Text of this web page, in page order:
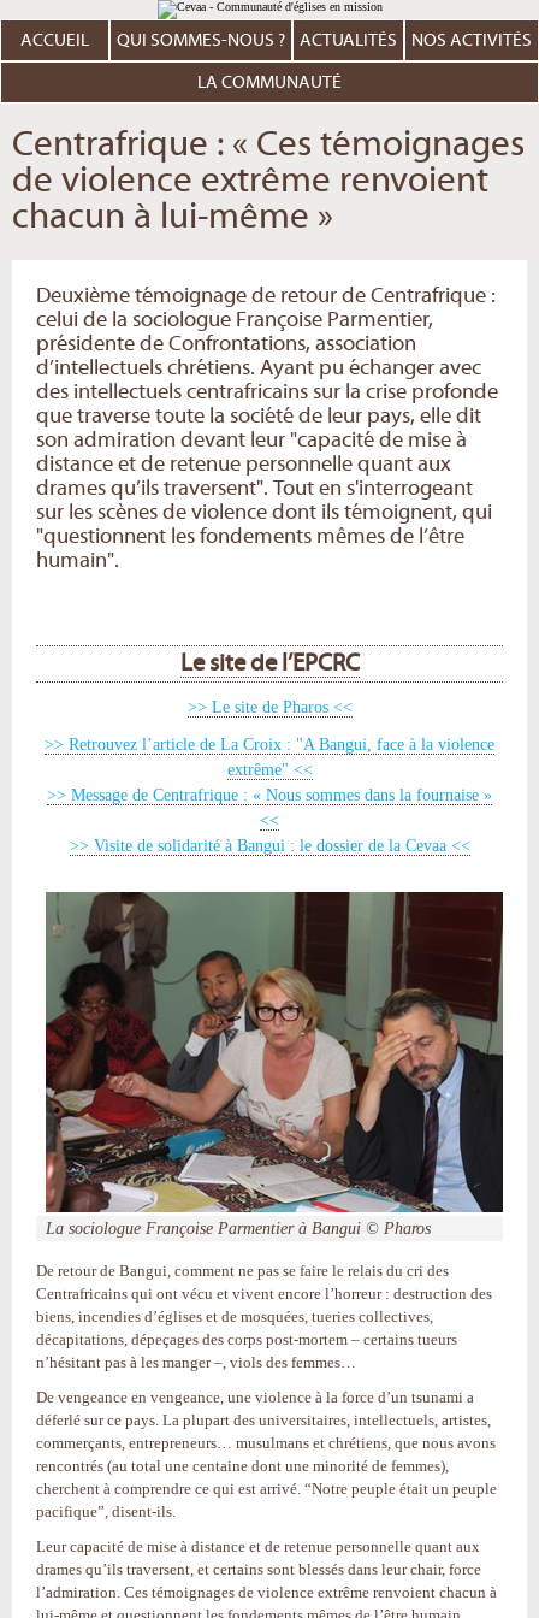
au
contenu.
Aller
personnels
ACCUEIL QUI SOMMES-NOUS ? ACTUALITÉS NOS ACTIVITÉS
LA COMMUNAUTÉ
Centrafrique : « Ces témoignages
de violence extrême renvoient
chacun à lui-même »
Deuxième témoignage de retour de Centrafrique :
celui de la sociologue Françoise Parmentier,
présidente de Confrontations, association
d’intellectuels chrétiens. Ayant pu échanger avec
des intellectuels centrafricains sur la crise profonde
que traverse toute la société de leur pays, elle dit
son admiration devant leur "capacité de mise à
distance et de retenue personnelle quant aux
drames qu’ils traversent". Tout en s'interrogeant
sur les scènes de violence dont ils témoignent, qui
"questionnent les fondements mêmes de l’être
humain".
Le site de l’EPCRC
>> Le site de Pharos <<
>> Retrouvez l’article de La Croix : "A Bangui, face à la violence
extrême" <<
>> Message de Centrafrique : « Nous sommes dans la fournaise »
<<
>> Visite de solidarité à Bangui : le dossier de la Cevaa <<
La sociologue Françoise Parmentier à Bangui © Pharos
De retour de Bangui, comment ne pas se faire le relais du cri des
Centrafricains qui ont vécu et vivent encore l’horreur : destruction des
biens, incendies d’églises et de mosquées, tueries collectives,
décapitations, dépeçages des corps post-mortem – certains tueurs
n’hésitant pas à les manger –, viols des femmes…
De vengeance en vengeance, une violence à la force d’un tsunami a
déferlé sur ce pays. La plupart des universitaires, intellectuels, artistes,
commerçants, entrepreneurs… musulmans et chrétiens, que nous avons
rencontrés (au total une centaine dont une minorité de femmes),
cherchent à comprendre ce qui est arrivé. “Notre peuple était un peuple
pacifique”, disent-ils.
Leur capacité de mise à distance et de retenue personnelle quant aux
drames qu’ils traversent, et certains sont blessés dans leur chair, force
l’admiration. Ces témoignages de violence extrême renvoient chacun à